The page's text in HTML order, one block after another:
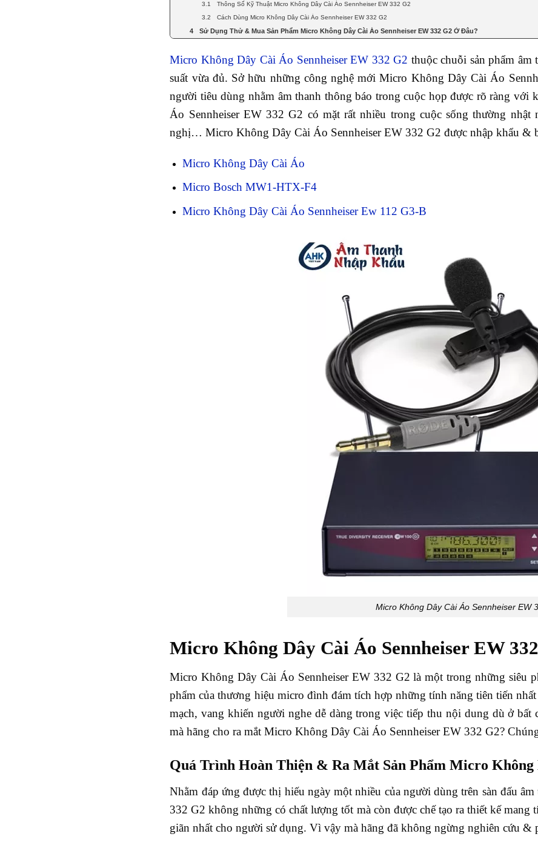
Thông Số Kỹ Thuật Micro Không Dây Cài Áo Sennheiser EW 332 G2
Cách Dùng Micro Không Dây Cài Áo Sennheiser EW 332 G2
Sử Dụng Thử & Mua Sản Phẩm Micro Không Dây Cài Áo Sennheiser EW 332 G2 Ở Đâu?
Micro Không Dây Cài Áo Sennheiser EW 332 G2 thuộc chuỗi sản phẩm âm
suất vừa đủ. Sở hữu những công nghệ mới Micro Không Dây Cài Áo
người tiêu dùng nhằm âm thanh thông báo trong cuộc họp được rõ ràng
Áo Sennheiser EW 332 G2 có mặt rất nhiều trong cuộc sống thường
nghị… Micro Không Dây Cài Áo Sennheiser EW 332 G2 được nhập khẩu &
Micro Không Dây Cài Áo
Micro Bosch MW1-HTX-F4
Micro Không Dây Cài Áo Sennheiser Ew 112 G3-B
Micro Không Dây Cài Áo Sennheiser EW
Micro Không Dây Cài Áo Sennheiser EW
Micro Không Dây Cài Áo Sennheiser EW 332 G2 là một trong những siêu
phẩm của thương hiệu micro đình đám tích hợp những tính năng tiên tiến
mạch, vang khiến người nghe dễ dàng trong việc tiếp thu nội dung dù ở
mà hãng cho ra mắt Micro Không Dây Cài Áo Sennheiser EW 332 G2?
Quá Trình Hoàn Thiện & Ra Mắt Sản Phẩm Micro Không
Nhằm đáp ứng được thị hiếu ngày một nhiều của người dùng trên sàn đấu
332 G2 không những có chất lượng tốt mà còn được chế tạo ra thiết kế
giãn nhất cho người sử dụng. Vì vậy mà hãng đã không ngừng nghiên cứu &